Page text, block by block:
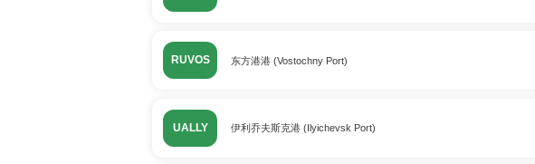
RUVOS 东方港港 (Vostochny Port)
UALLY 伊利乔夫斯克港 (Ilyichevsk Port)